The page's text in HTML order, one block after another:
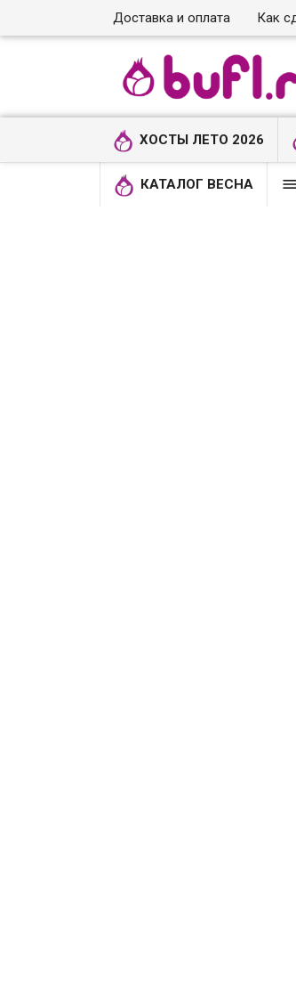
Доставка и оплата Как
ХОСТЫ ЛЕТО 2026
КАТАЛОГ ВЕСНА 